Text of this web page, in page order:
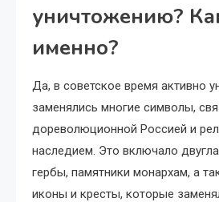
уничтожению?
именно?
Да, в советское время активно
заменялись многие символы,
дореволюционной Россией и
наследием. Это включало
гербы, памятники монархам, а
иконы и кресты, которые